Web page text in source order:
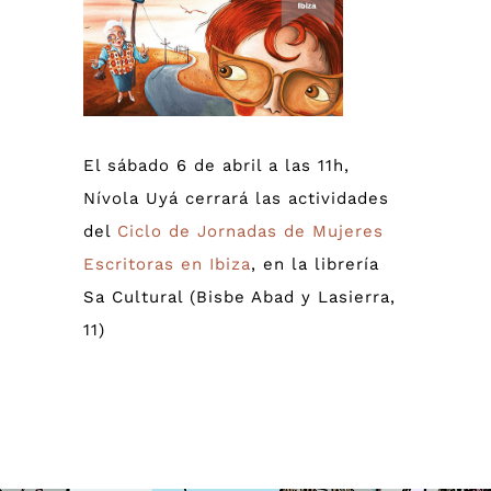
más
grande
El sábado 6 de abril a las 11h,
Nívola Uyá cerrará las actividades
del Ciclo de Jornadas de Mujeres
Escritoras en Ibiza, en la librería
Sa Cultural (Bisbe Abad y Lasierra,
11)